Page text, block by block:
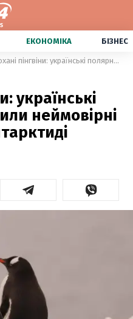
ЕКОНОМІКА БІЗНЕС
Закохані пінгвіни: українські полярники зробили неймовірні фото птахів в Антарктиді
українські
неймовірні